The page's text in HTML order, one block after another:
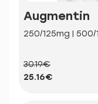
Augmentin
250/125mg |
30.19€
25.16€